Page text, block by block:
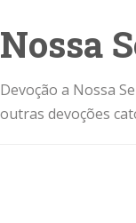
Nossa
Devoção a Nossa
outras devoções